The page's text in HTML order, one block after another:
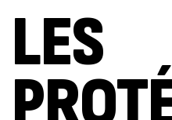
LES